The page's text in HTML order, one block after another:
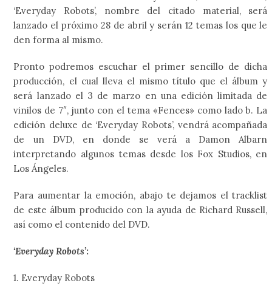
‘Everyday Robots’, nombre del citado material, será
lanzado el próximo 28 de abril y serán 12 temas los que le
den forma al mismo.
Pronto podremos escuchar el primer sencillo de dicha
producción, el cual lleva el mismo título que el álbum y
será lanzado el 3 de marzo en una edición limitada de
vinilos de 7″, junto con el tema «Fences» como lado b. La
edición deluxe de ‘Everyday Robots’, vendrá acompañada
de un DVD, en donde se verá a Damon Albarn
interpretando algunos temas desde los Fox Studios, en
Los Ángeles.
Para aumentar la emoción, abajo te dejamos el tracklist
de este álbum producido con la ayuda de Richard Russell,
así como el contenido del DVD.
‘Everyday Robots’:
1. Everyday Robots